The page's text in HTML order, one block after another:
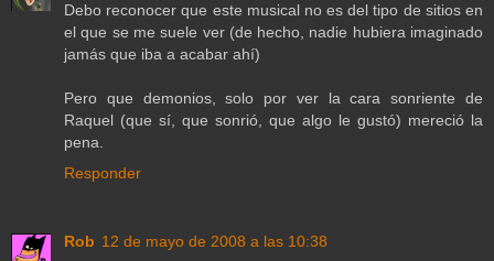
Debo reconocer que este musical no es del tipo de sitios en
el que se me suele ver (de hecho, nadie hubiera imaginado
jamás que iba a acabar ahí)
Pero que demonios, solo por ver la cara sonriente de
Raquel (que sí, que sonrió, que algo le gustó) mereció la
pena.
Responder
Rob 12 de mayo de 2008 a las 10:38